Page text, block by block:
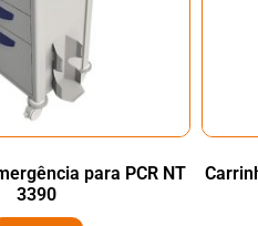
para PCR NT
3390